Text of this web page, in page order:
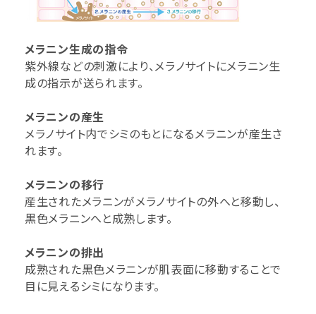
メラニン生成の指令
紫外線などの刺激により、メラノサイトにメラニン生
成の指示が送られます。
メラニンの産生
メラノサイト内でシミのもとになるメラニンが産生さ
れます。
メラニンの移行
産生されたメラニンがメラノサイトの外へと移動し、
黒色メラニンへと成熟します。
メラニンの排出
成熟された黒色メラニンが肌表面に移動することで
目に見えるシミになります。